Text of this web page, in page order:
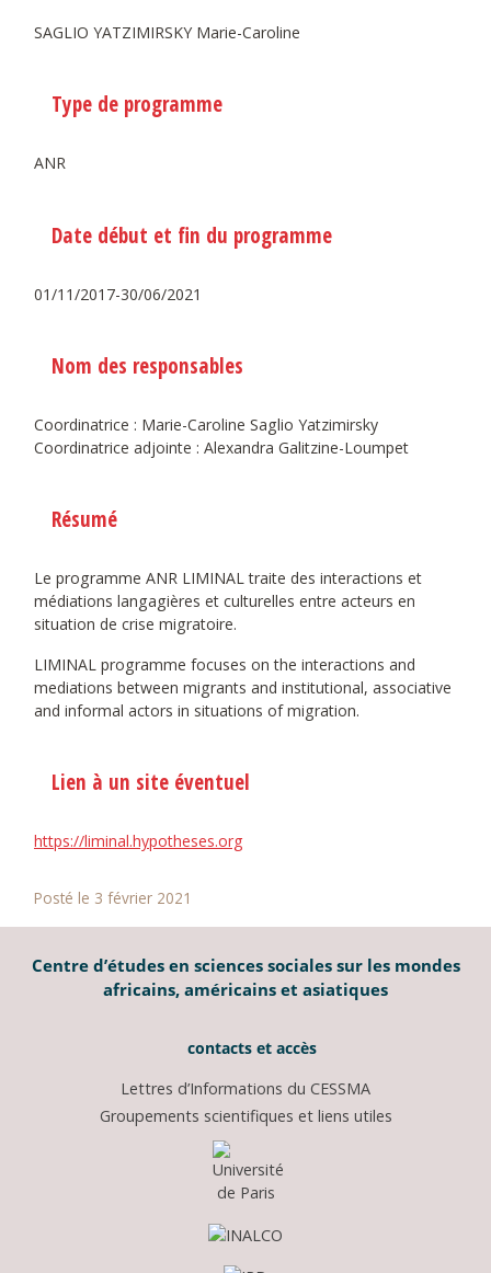
SAGLIO YATZIMIRSKY Marie-Caroline
Type de programme
ANR
Date début et fin du programme
01/11/2017-30/06/2021
Nom des responsables
Coordinatrice : Marie-Caroline Saglio Yatzimirsky
Coordinatrice adjointe : Alexandra Galitzine-Loumpet
Résumé
Le programme ANR LIMINAL traite des interactions et
médiations langagières et culturelles entre acteurs en
situation de crise migratoire.
LIMINAL programme focuses on the interactions and
mediations between migrants and institutional, associative
and informal actors in situations of migration.
Lien à un site éventuel
https://liminal.hypotheses.org
Posté le 3 février 2021
Centre d’études en sciences sociales sur les mondes
africains, américains et asiatiques
contacts et accès
Lettres d’Informations du CESSMA
Groupements scientifiques et liens utiles